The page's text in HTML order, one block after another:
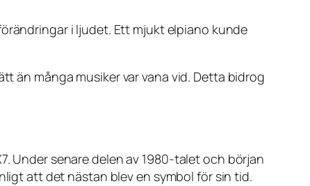
i ljudet. Ett mjukt elpiano kunde
än många musiker var vana vid. Detta bidrog
Under senare delen av 1980-talet och början
att det nästan blev en symbol för sin tid.